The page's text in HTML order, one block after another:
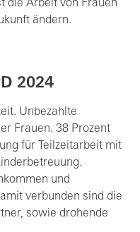
die Arbeit von Frauen
ändern.
2024
Unbezahlte
Frauen. 38 Prozent
für Teilzeitarbeit mit
und
verbunden sind die
sowie drohende